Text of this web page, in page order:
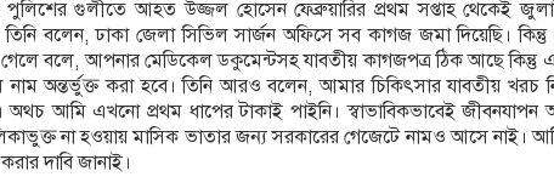
পুলিশের গুলীতে আহত উজ্জল হোসেন ফেব্রুয়ারির প্রথম সপ্তাহ থেকেই
বলেন, ঢাকা জেলা সিভিল সার্জন অফিসে সব কাগজ জমা দিয়েছি।
বলে, আপনার মেডিকেল ডকুমেন্টসহ যাবতীয় কাগজপত্র ঠিক আছে
অন্তর্ভুক্ত করা হবে। তিনি আরও বলেন, আমার চিকিৎসার যাবতীয় খরচ
অথচ আমি এখনো প্রথম ধাপের টাকাই পাইনি। স্বাভাবিকভাবেই
না হওয়ায় মাসিক ভাতার জন্য সরকারের গেজেটে নামও আসে নাই।
দাবি জানাই।